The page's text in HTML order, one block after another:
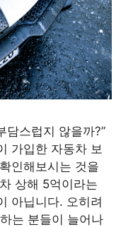
담스럽지 않을까?”
가입한 자동차 보
인해보시는 것을
상해 5억이라는
아닙니다. 오히려
는 분들이 늘어나